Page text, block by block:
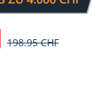
198.95 CHF